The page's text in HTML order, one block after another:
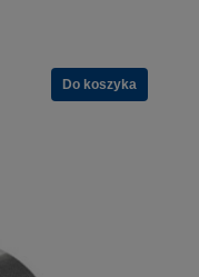
Do koszyka